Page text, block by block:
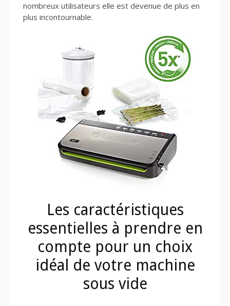
nombreux utilisateurs elle est devenue de plus en
plus incontournable.
Les caractéristiques
essentielles à prendre en
compte pour un choix
idéal de votre machine
sous vide